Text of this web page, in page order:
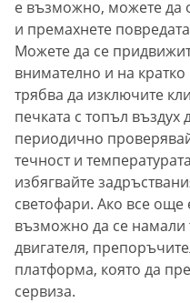
е възможно, можете да
и премахнете
Можете да се
внимателно и на
трябва да изключите
печката с топъл
периодично
течност и
избягвайте
светофари. Ако все още
възможно да се намали
двигателя,
платформа, която да
сервиза.